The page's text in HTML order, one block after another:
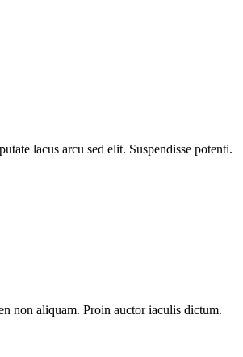
lacus arcu sed elit. Suspendisse potenti.
non aliquam. Proin auctor iaculis dictum.